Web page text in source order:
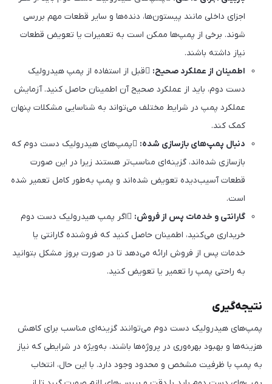
اجزای داخلی مانند پیستون‌ها، دنده‌ها و سایر قطعات مهم بررسی
شوند. برخی از پمپ‌ها ممکن است به تعمیرات یا تعویض قطعات
نیاز داشته باشند.
اطمینان از عملکرد صحیح:
قبل از استفاده از پمپ هیدرولیک
دست دوم، باید از عملکرد صحیح آن اطمینان حاصل کنید. آزمایش
عملکرد پمپ در شرایط مختلف می‌تواند به شناسایی مشکلات پنهان
کمک کند.
دنبال پمپ‌های بازسازی شده:
پمپ‌های هیدرولیک دست دوم که
بازسازی شده‌اند، گزینه‌ای مناسب‌تر هستند زیرا در این صورت
قطعات آسیب‌دیده تعویض شده‌اند و پمپ به‌طور کامل تعمیر شده
است.
گارانتی و خدمات پس از فروش:
اگر پمپ هیدرولیک دست دوم
خریداری می‌کنید، اطمینان حاصل کنید که فروشنده گارانتی یا
خدمات پس از فروش ارائه می‌دهد تا در صورت بروز مشکل بتوانید
به راحتی پمپ را تعمیر یا تعویض کنید.
نتیجه‌گیری
پمپ‌های هیدرولیک دست دوم می‌توانند گزینه‌ای مناسب برای کاهش
هزینه‌ها و بهبود بهره‌وری در پروژه‌ها باشند، به‌ویژه در شرایطی که نیاز
به پمپ با ظرفیت مشخص و محدود وجود دارد. با این حال، انتخاب